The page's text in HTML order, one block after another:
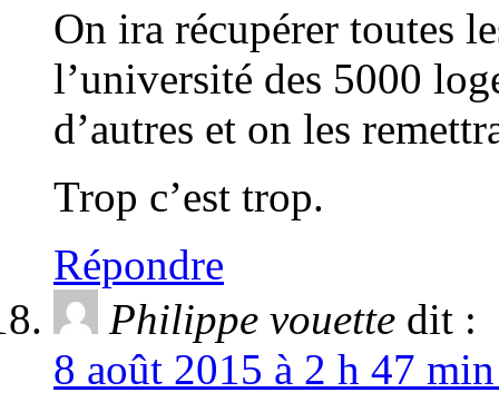
On ira récupérer toutes
l’université des 5000
d’autres et on les
Trop c’est trop.
Répondre
Philippe vouette dit :
8 août 2015 à 2 h 47